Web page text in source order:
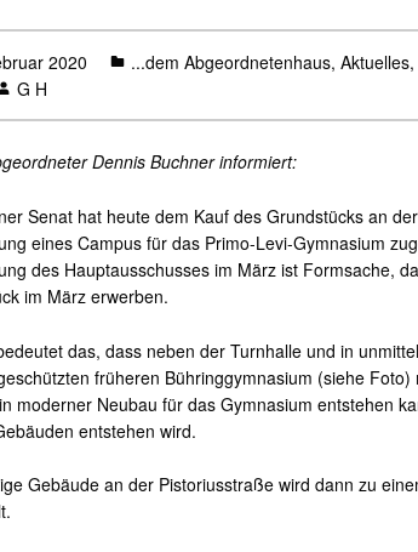
2020 ...dem Abgeordnetenhaus, Aktuelles,
G H
Dennis Buchner informiert:
Senat hat heute dem Kauf des Grundstücks an
eines Campus für das Primo-Levi-Gymnasium
des Hauptausschusses im März ist Formsache,
im März erwerben.
das, dass neben der Turnhalle und in
früheren Bühringgymnasium (siehe Foto)
moderner Neubau für das Gymnasium entstehen
entstehen wird.
Gebäude an der Pistoriusstraße wird dann zu